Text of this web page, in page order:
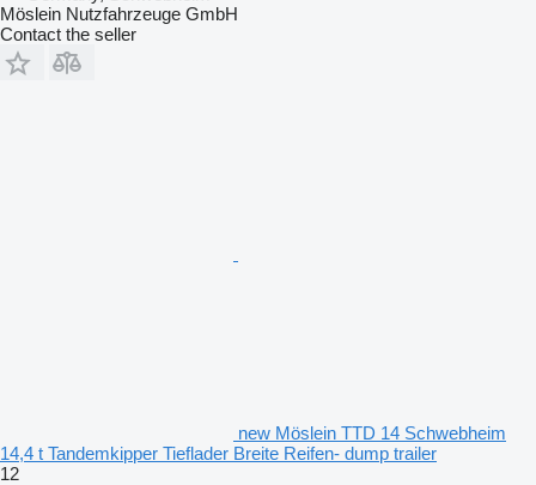
Möslein Nutzfahrzeuge GmbH
Contact the seller
new Möslein TTD 14 Schwebheim
14,4 t Tandemkipper Tieflader Breite Reifen- dump trailer
12